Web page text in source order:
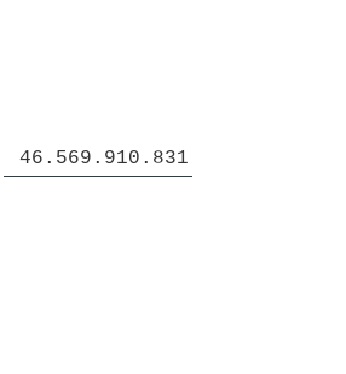
46.569.910.831